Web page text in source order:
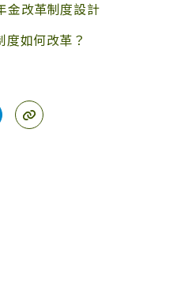
金改革制度設計
度如何改革？